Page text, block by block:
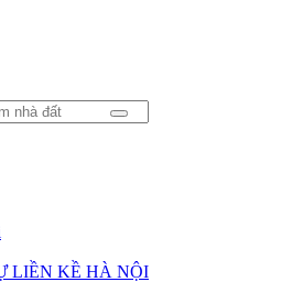
LIỀN KỀ HÀ NỘI